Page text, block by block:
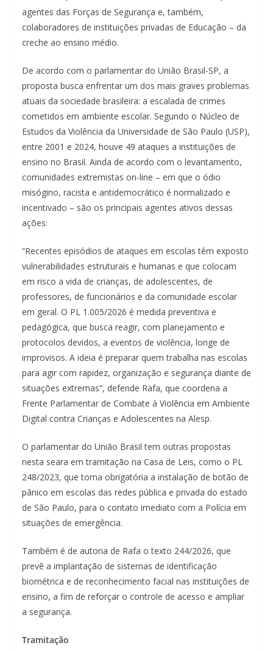
agentes das Forças de Segurança e, também,
colaboradores de instituições privadas de Educação – da
creche ao ensino médio.
De acordo com o parlamentar do União Brasil-SP, a
proposta busca enfrentar um dos mais graves problemas
atuais da sociedade brasileira: a escalada de crimes
cometidos em ambiente escolar. Segundo o Núcleo de
Estudos da Violência da Universidade de São Paulo (USP),
entre 2001 e 2024, houve 49 ataques a instituições de
ensino no Brasil. Ainda de acordo com o levantamento,
comunidades extremistas on-line – em que o ódio
misógino, racista e antidemocrático é normalizado e
incentivado – são os principais agentes ativos dessas
ações:
“Recentes episódios de ataques em escolas têm exposto
vulnerabilidades estruturais e humanas e que colocam
em risco a vida de crianças, de adolescentes, de
professores, de funcionários e da comunidade escolar
em geral. O PL 1.005/2026 é medida preventiva e
pedagógica, que busca reagir, com planejamento e
protocolos devidos, a eventos de violência, longe de
improvisos. A ideia é preparar quem trabalha nas escolas
para agir com rapidez, organização e segurança diante de
situações extremas”, defende Rafa, que coordena a
Frente Parlamentar de Combate à Violência em Ambiente
Digital contra Crianças e Adolescentes na Alesp.
O parlamentar do União Brasil tem outras propostas
nesta seara em tramitação na Casa de Leis, como o PL
248/2023, que torna obrigatória a instalação de botão de
pânico em escolas das redes pública e privada do estado
de São Paulo, para o contato imediato com a Polícia em
situações de emergência.
Também é de autoria de Rafa o texto 244/2026, que
prevê a implantação de sistemas de identificação
biométrica e de reconhecimento facial nas instituições de
ensino, a fim de reforçar o controle de acesso e ampliar
a segurança.
Tramitação